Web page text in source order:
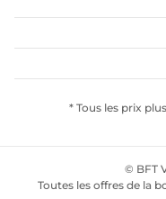
* Tous les prix
© BFT
Toutes les offres de la